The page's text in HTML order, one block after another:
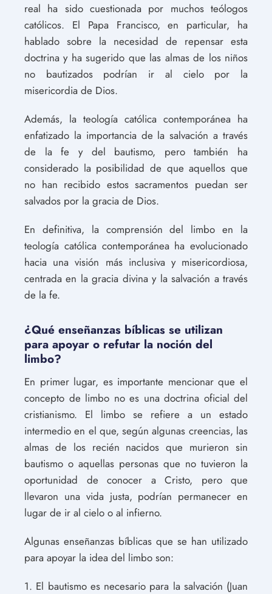
real ha sido cuestionada por muchos teólogos
católicos. El Papa Francisco, en particular, ha
hablado sobre la necesidad de repensar esta
doctrina y ha sugerido que las almas de los niños
no bautizados podrían ir al cielo por la
misericordia de Dios.
Además, la teología católica contemporánea ha
enfatizado la importancia de la salvación a través
de la fe y del bautismo, pero también ha
considerado la posibilidad de que aquellos que
no han recibido estos sacramentos puedan ser
salvados por la gracia de Dios.
En definitiva, la comprensión del limbo en la
teología católica contemporánea ha evolucionado
hacia una visión más inclusiva y misericordiosa,
centrada en la gracia divina y la salvación a través
de la fe.
¿Qué enseñanzas bíblicas se utilizan
para apoyar o refutar la noción del
limbo?
En primer lugar, es importante mencionar que el
concepto de limbo no es una doctrina oficial del
cristianismo. El limbo se refiere a un estado
intermedio en el que, según algunas creencias, las
almas de los recién nacidos que murieron sin
bautismo o aquellas personas que no tuvieron la
oportunidad de conocer a Cristo, pero que
llevaron una vida justa, podrían permanecer en
lugar de ir al cielo o al infierno.
Algunas enseñanzas bíblicas que se han utilizado
para apoyar la idea del limbo son:
1. El bautismo es necesario para la salvación (Juan